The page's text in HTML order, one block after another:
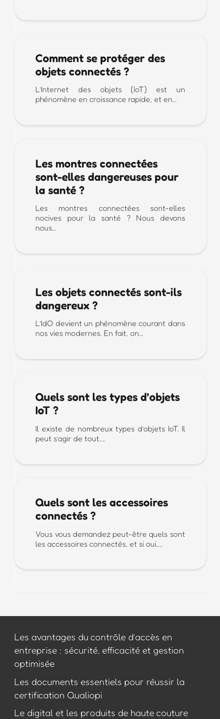
Comment se protéger des
objets connectés ?
L’Internet des objets (IoT) est un
phénomène en croissance rapide, et en…
Les montres connectées
sont-elles dangereuses pour
la santé ?
Les montres connectées sont-elles
nocives pour la santé ? Nous devons
nous…
Les objets connectés sont-ils
dangereux ?
L’IdO devient un phénomène courant dans
nos vies modernes. En fait, on…
Quels sont les types d’objets
IoT ?
Il existe de nombreux types d’objets IoT. Il
peut s’agir de tout,…
Quels sont les accessoires
connectés ?
Vous vous demandez peut-être quels sont
les accessoires connectés, et si oui,…
Les avantages du contrôle d’accès en
entreprise : sécurité, efficacité et gestion
optimisée
Les documents essentiels pour réussir la
certification Qualiopi
Le digital et les produits de haute couture